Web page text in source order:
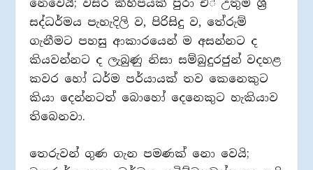
නෙවෙයි; වසර කිහිපයක් පුරා එ් උතුම් ශ්‍රී
සද්ධර්මය පැහැදිලි ව, පිරිසිදු ව, තේරුම්
ගැනීමට පහසු ආකාරයෙන් ම අසන්නට ද
කියවන්නට ද ලැබුණු නිසා සම්බුදුරජුන් වදහළ
කවර හෝ ධර්ම පර්යායක් තව කෙනෙකුට
කියා දෙන්නටත් බොහෝ දෙනෙකුට හැකියාව
තිබෙනවා.
තෙරුවන් ගුණ ගැන පමණක් නො වෙයි;